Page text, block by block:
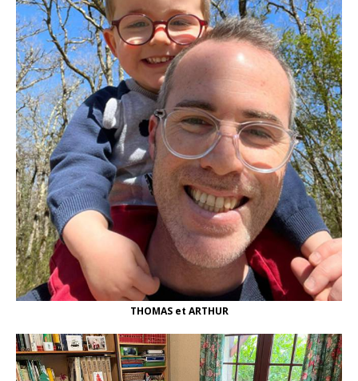
THOMAS et ARTHUR